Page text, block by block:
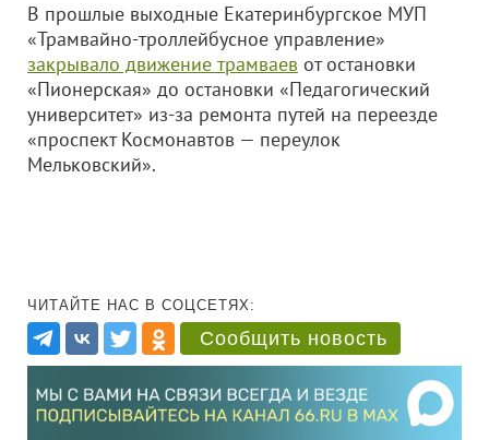
В прошлые выходные Екатеринбургское МУП
«Трамвайно-троллейбусное управление»
закрывало движение трамваев от остановки
«Пионерская» до остановки «Педагогический
университет» из-за ремонта путей на переезде
«проспект Космонавтов — переулок
Мельковский».
ЧИТАЙТЕ НАС В СОЦСЕТЯХ:
Сообщить новость